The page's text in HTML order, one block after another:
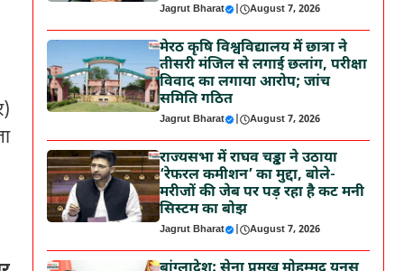
Jagrut Bharat | August 7, 2026
मेरठ कृषि विश्वविद्यालय में छात्रा ने
तीसरी मंजिल से लगाई छलांग, परीक्षा
विवाद का लगाया आरोप; जांच
समिति गठित
Jagrut Bharat | August 7, 2026
राज्यसभा में राघव चड्ढा ने उठाया
‘रेफरल कमीशन’ का मुद्दा, बोले-
मरीजों की जेब पर पड़ रहा है कट मनी
सिस्टम का बोझ
Jagrut Bharat | August 7, 2026